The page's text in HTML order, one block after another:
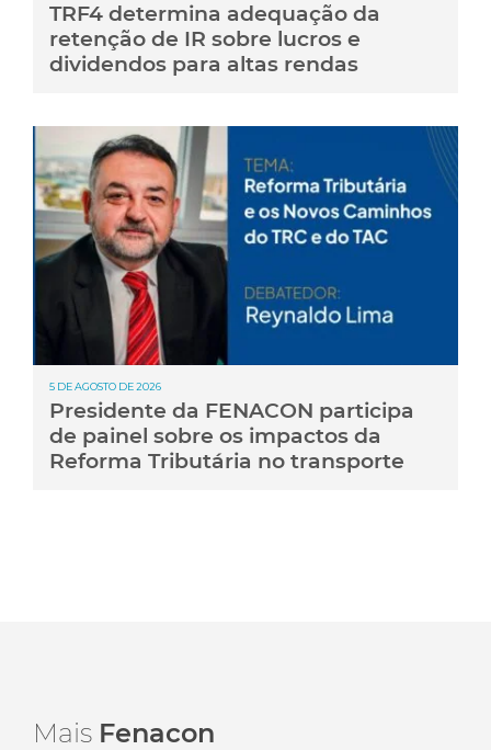
TRF4 determina adequação da
retenção de IR sobre lucros e
dividendos para altas rendas
5 DE AGOSTO DE 2026
Presidente da FENACON participa
de painel sobre os impactos da
Reforma Tributária no transporte
Mais Fenacon